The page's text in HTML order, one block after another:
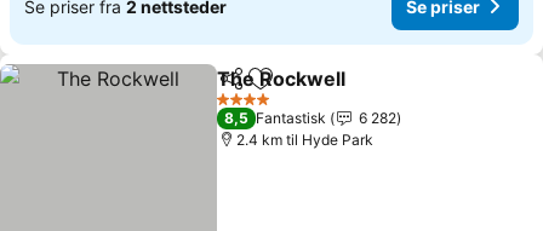
Se priser fra 2 nettsteder Se priser
Del Legg til i favoritter
The Rockwell
4 Stjerner
8,5 Fantastisk
6 282
2.4 km til Hyde Park